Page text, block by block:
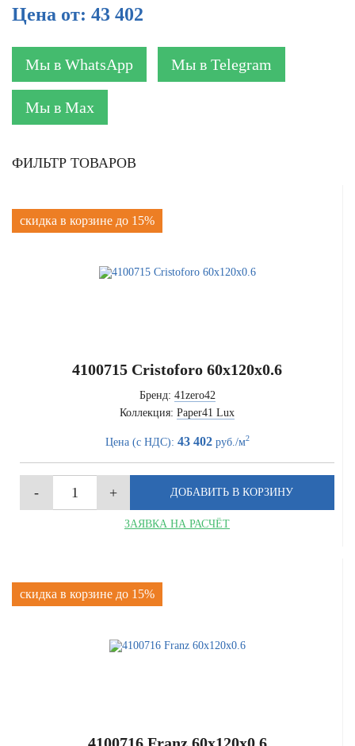
Цена от: 43 402
Мы в WhatsApp Мы в Telegram
Мы в Max
ФИЛЬТР ТОВАРОВ
скидка в корзине до 15%
4100715 Cristoforo 60x120x0.6
Бренд: 41zero42
Коллекция: Paper41 Lux
Цена (с НДС): 43 402руб./м2
ЗАЯВКА НА РАСЧЁТ
скидка в корзине до 15%